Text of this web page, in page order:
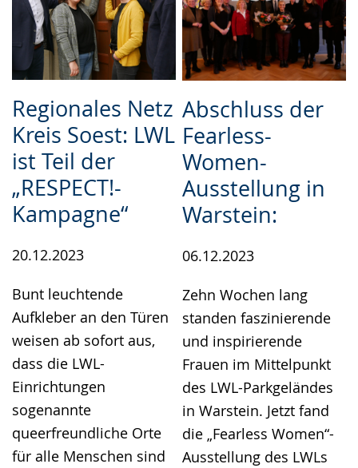
Regionales Netz
Kreis Soest: LWL
ist Teil der
„RESPECT!-
Kampagne“
20.12.2023
Bunt leuchtende
Aufkleber an den Türen
weisen ab sofort aus,
dass die LWL-
Einrichtungen
sogenannte
queerfreundliche Orte
für alle Menschen sind
Abschluss der
Fearless-
Women-
Ausstellung in
Warstein:
06.12.2023
Zehn Wochen lang
standen faszinierende
und inspirierende
Frauen im Mittelpunkt
des LWL-Parkgeländes
in Warstein. Jetzt fand
die „Fearless Women“-
Ausstellung des LWLs